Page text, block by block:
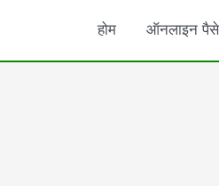
होम ऑनलाइन